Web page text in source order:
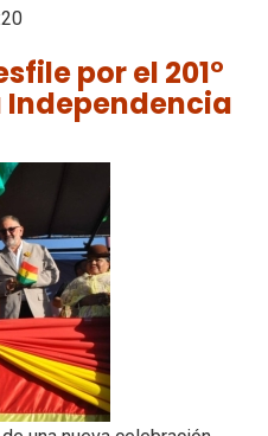
por el 201°